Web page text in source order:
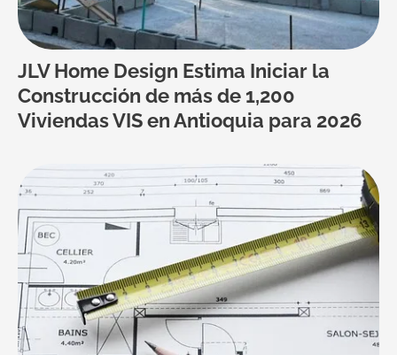
JLV Home Design Estima Iniciar la
Construcción de más de 1,200
Viviendas VIS en Antioquia para 2026